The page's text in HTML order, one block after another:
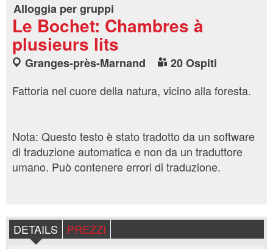
Alloggia per gruppi
Le Bochet: Chambres à
plusieurs lits
Granges-près-Marnand
20 Ospiti
Fattoria nel cuore della natura, vicino alla foresta.
Nota: Questo testo è stato tradotto da un software
di traduzione automatica e non da un traduttore
umano. Può contenere errori di traduzione.
DETAILS
PREZZI